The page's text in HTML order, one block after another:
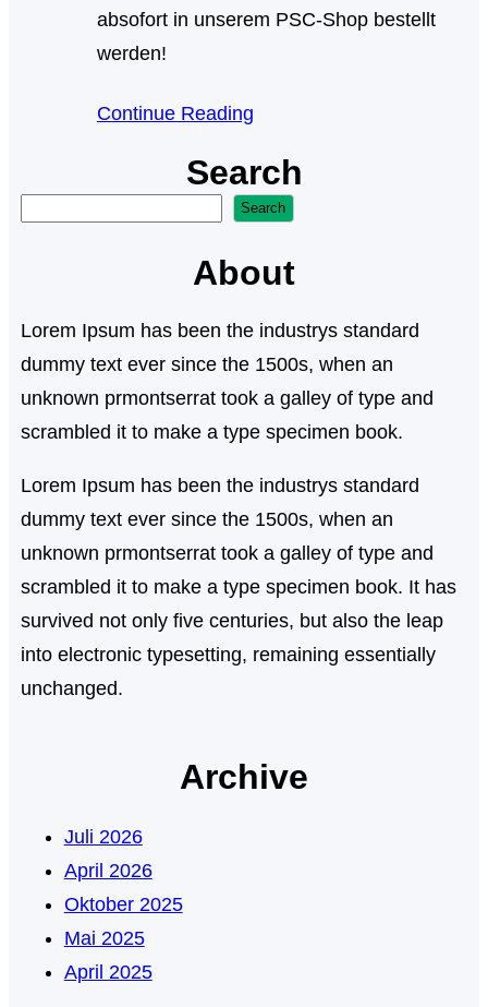
absofort in unserem PSC-Shop bestellt
werden!
Continue Reading
Search
Search
About
Lorem Ipsum has been the industrys standard
dummy text ever since the 1500s, when an
unknown prmontserrat took a galley of type and
scrambled it to make a type specimen book.
Lorem Ipsum has been the industrys standard
dummy text ever since the 1500s, when an
unknown prmontserrat took a galley of type and
scrambled it to make a type specimen book. It has
survived not only five centuries, but also the leap
into electronic typesetting, remaining essentially
unchanged.
Archive
Juli 2026
April 2026
Oktober 2025
Mai 2025
April 2025